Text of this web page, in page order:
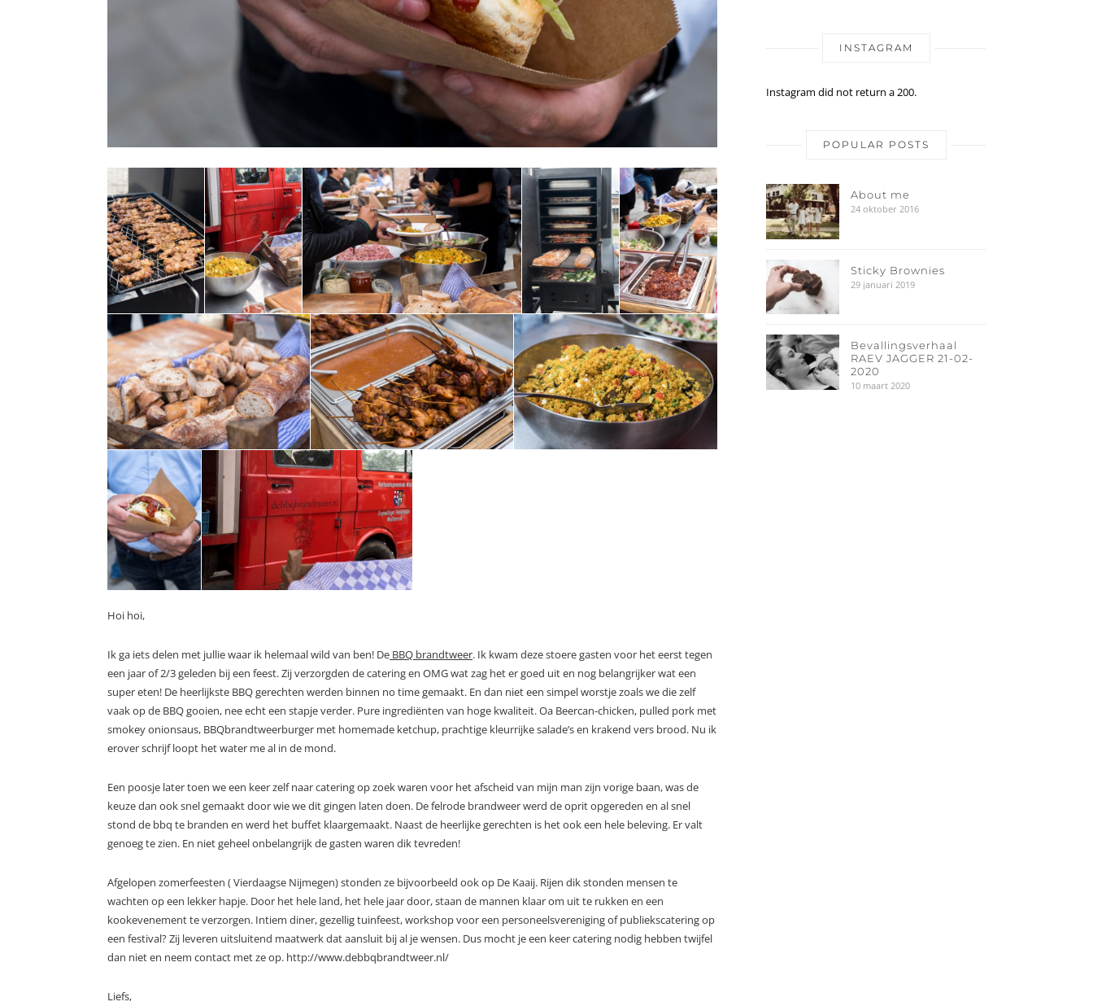
Hoi hoi,
Ik ga iets delen met jullie waar ik helemaal wild van ben! De BBQ brandtweer. Ik kwam deze stoere gasten voor het eerst tegen
een jaar of 2/3 geleden bij een feest. Zij verzorgden de catering en OMG wat zag het er goed uit en nog belangrijker wat een
super eten! De heerlijkste BBQ gerechten werden binnen no time gemaakt. En dan niet een simpel worstje zoals we die zelf
vaak op de BBQ gooien, nee echt een stapje verder. Pure ingrediënten van hoge kwaliteit. Oa Beercan-chicken, pulled pork met
smokey onionsaus, BBQbrandtweerburger met homemade ketchup, prachtige kleurrijke salade’s en krakend vers brood. Nu ik
erover schrijf loopt het water me al in de mond.
Een poosje later toen we een keer zelf naar catering op zoek waren voor het afscheid van mijn man zijn vorige baan, was de
keuze dan ook snel gemaakt door wie we dit gingen laten doen. De felrode brandweer werd de oprit opgereden en al snel
stond de bbq te branden en werd het buffet klaargemaakt. Naast de heerlijke gerechten is het ook een hele beleving. Er valt
genoeg te zien. En niet geheel onbelangrijk de gasten waren dik tevreden!
Afgelopen zomerfeesten ( Vierdaagse Nijmegen) stonden ze bijvoorbeeld ook op De Kaaij. Rijen dik stonden mensen te
wachten op een lekker hapje. Door het hele land, het hele jaar door, staan de mannen klaar om uit te rukken en een
kookevenement te verzorgen. Intiem diner, gezellig tuinfeest, workshop voor een personeelsvereniging of publiekscatering op
een festival? Zij leveren uitsluitend maatwerk dat aansluit bij al je wensen. Dus mocht je een keer catering nodig hebben twijfel
dan niet en neem contact met ze op. http://www.debbqbrandtweer.nl/
Liefs,
INSTAGRAM
Instagram did not return a 200.
POPULAR POSTS
About me
24 oktober 2016
Sticky Brownies
29 januari 2019
Bevallingsverhaal
RAEV JAGGER 21-02-
2020
10 maart 2020